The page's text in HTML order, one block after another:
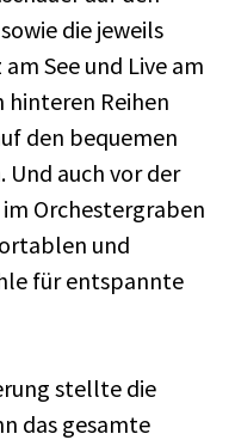
die jeweils
See und Live am
hinteren Reihen
den bequemen
auch vor der
Orchestergraben
und
für entspannte
stellte die
das gesamte